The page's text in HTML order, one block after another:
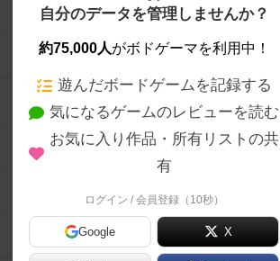
自分のデータを管理しませんか？
約75,000人がボドゲーマを利用中！
遊んだボードゲームを記録する
気になるゲームのレビューを読む
お気に入り作品・所有リストの共
有
ログイン / 会員登録（10秒）
Google X
ボードゲームを検索する
ボードゲームの新着レビュー
ボードゲーム会情報
メカニクス特集
掲示板・トピックス
ボドとも・会員一覧